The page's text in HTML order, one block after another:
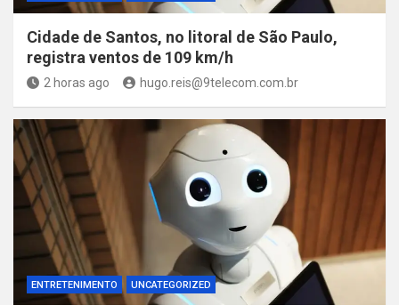
Cidade de Santos, no litoral de São Paulo,
registra ventos de 109 km/h
2 horas ago hugo.reis@9telecom.com.br
ENTRETENIMENTO UNCATEGORIZED